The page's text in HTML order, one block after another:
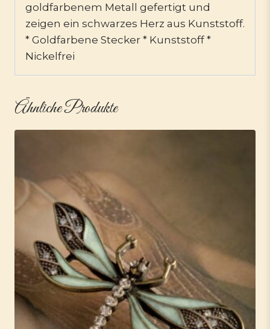
goldfarbenem Metall gefertigt und
zeigen ein schwarzes Herz aus Kunststoff.
* Goldfarbene Stecker * Kunststoff *
Nickelfrei
Ähnliche Produkte